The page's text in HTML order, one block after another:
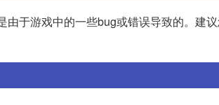
于游戏中的一些bug或错误导致的。建